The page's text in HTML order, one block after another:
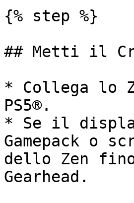
{% step %}
## Metti il
* Collega lo
PS5®.
* Se il
Gamepack o
dello Zen
Gearhead.